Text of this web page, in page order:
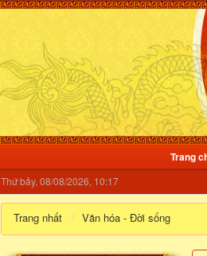
Trang
Thứ bảy, 08/08/2026, 10:17
Trang nhất Văn hóa - Đời sống